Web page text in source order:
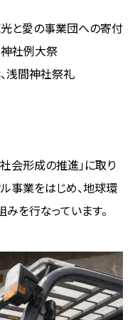
と愛の事業団への寄付
社例大祭
浅間神社祭礼
会形成の推進」に取り
事業をはじめ、地球環
を行なっています。